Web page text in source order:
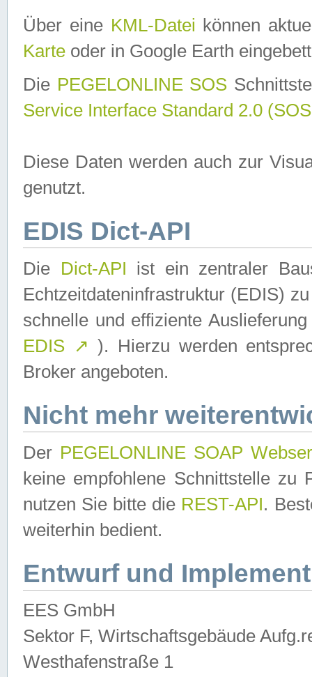
Über eine KML-Datei können
Karte oder in Google Earth
Die PEGELONLINE SOS
Service Interface Standard 2.0
Diese Daten werden auch zur
genutzt.
EDIS Dict-API
Die Dict-API ist ein zentraler
Echtzeitdateninfrastruktur (EDIS)
schnelle und effiziente
EDIS ↗ ). Hierzu werden
Broker angeboten.
Nicht mehr
Der PEGELONLINE SOAP
keine empfohlene Schnittstelle zu
nutzen Sie bitte die REST-API.
weiterhin bedient.
Entwurf und
EES GmbH
Sektor F, Wirtschaftsgebäude
Westhafenstraße 1